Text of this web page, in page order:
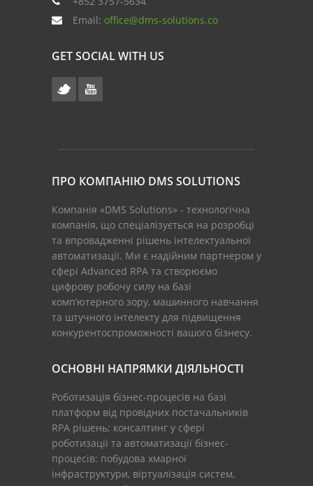
Email: office@dms-solutions.co
GET SOCIAL WITH US
ПРО КОМПАНІЮ DMS SOLUTIONS
Компанія «DMS Solutions» - технологічна
компанія, що спеціалізується на розробці
та впровадженні рішень інтелектуальної
автоматизації. Ми є надійним партнером у
сфері Advanced RPA та створюємо
цифрову робочу силу на базі
комп’ютерного зору, машинного навчання
та штучного інтелекту для підвищення
конкурентоспроможності вашого бізнесу.
ОСНОВНІ НАПРЯМКИ ДІЯЛЬНОСТІ
Роботизація бізнес-процесів на базі
платформ від провідних постачальників
RPA рішень; консалтинг у сфері
роботизації та автоматизації бізнес-
процесів: побудова хмарної
інфраструктури, віртуалізація систем,